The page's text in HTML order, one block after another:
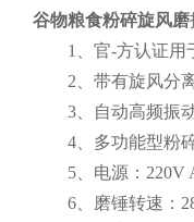
谷物粮食粉碎旋风磨
1、官-方认证用于
2、带有旋风分离
3、自动高频振动
4、多功能型粉碎
5、电源：220V
6、磨锤转速：